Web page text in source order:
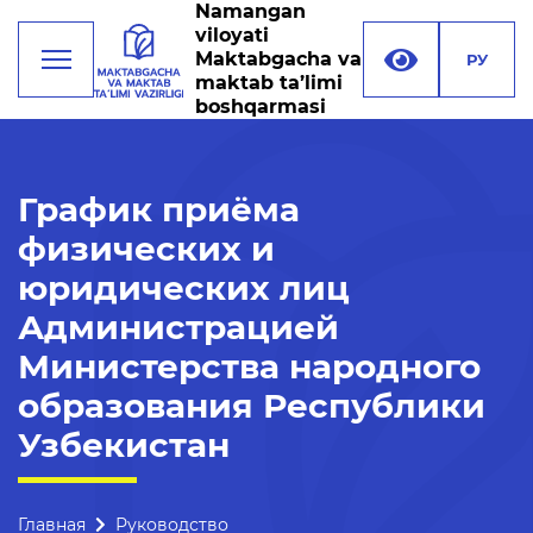
Руководство
Структура управления
Миссия, цели и задачи
Реквизиты
Контакты
Namangan
viloyati
Maktabgacha va
maktab ta’limi
boshqarmasi
РУ
График приёма
физических и
юридических лиц
Администрацией
Министерства народного
образования Республики
Узбекистан
Главная Руководство